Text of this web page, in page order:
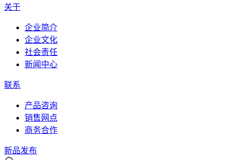
关于
企业简介
企业文化
社会责任
新闻中心
联系
产品咨询
销售网点
商务合作
新品发布